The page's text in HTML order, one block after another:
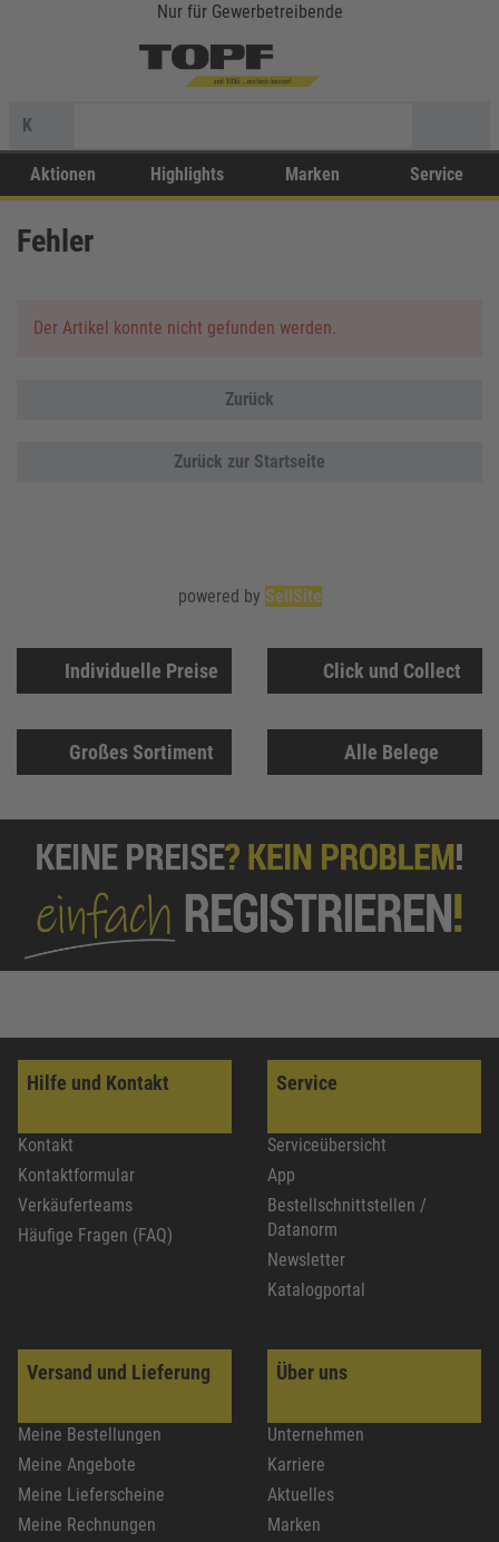
Nur für Gewerbetreibende
K
Aktionen Highlights Marken Service
Fehler
Der Artikel konnte nicht gefunden werden.
Zurück
Zurück zur Startseite
Individuelle Preise Click und Collect
Großes Sortiment Alle Belege
Hilfe und Kontakt
Kontakt
Kontaktformular
Verkäuferteams
Häufige Fragen (FAQ)
Service
Serviceübersicht
App
Bestellschnittstellen /
Datanorm
Newsletter
Katalogportal
Versand und Lieferung
Meine Bestellungen
Meine Angebote
Meine Lieferscheine
Meine Rechnungen
Über uns
Unternehmen
Karriere
Aktuelles
Marken
powered by SellSite